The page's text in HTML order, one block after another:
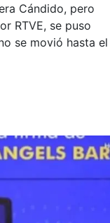
Cándido, pero
RTVE, se puso
se movió hasta el